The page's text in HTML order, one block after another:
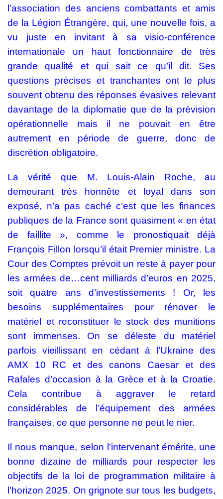
l’association des anciens combattants et amis
de la Légion Étrangère, qui, une nouvelle fois, a
vu juste en invitant à sa visio-conférence
internationale un haut fonctionnaire de très
grande qualité et qui sait ce qu’il dit. Ses
questions précises et tranchantes ont le plus
souvent obtenu des réponses évasives relevant
davantage de la diplomatie que de la prévision
opérationnelle mais il ne pouvait en être
autrement en période de guerre, donc de
discrétion obligatoire.
La vérité que M. Louis-Alain Roche, au
demeurant très honnête et loyal dans son
exposé, n’a pas caché c’est que les finances
publiques de la France sont quasiment « en état
de faillite », comme le pronostiquait déjà
François Fillon lorsqu’il était Premier ministre. La
Cour des Comptes prévoit un reste à payer pour
les armées de…cent milliards d’euros en 2025,
soit quatre ans d’investissements ! Or, les
besoins supplémentaires pour rénover le
matériel et reconstituer le stock des munitions
sont immenses. On se déleste du matériel
parfois vieillissant en cédant à l’Ukraine des
AMX 10 RC et des canons Caesar et des
Rafales d’occasion à la Grèce et à la Croatie.
Cela contribue à aggraver le retard
considérables de l’équipement des armées
françaises, ce que personne ne peut le nier.
Il nous manque, selon l’intervenant émérite, une
bonne dizaine de milliards pour respecter les
objectifs de la loi de programmation militaire à
l’horizon 2025. On grignote sur tous les budgets,